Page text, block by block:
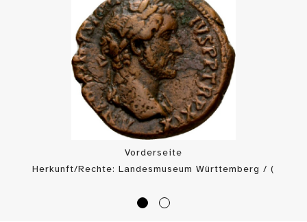
Vorderseite
Herkunft/Rechte: Landesmuseum Württemberg / (